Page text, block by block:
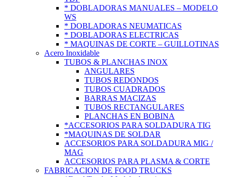
* DOBLADORAS MANUALES – MODELO
WS
* DOBLADORAS NEUMATICAS
* DOBLADORAS ELECTRICAS
* MAQUINAS DE CORTE – GUILLOTINAS
Acero Inoxidable
TUBOS & PLANCHAS INOX
ANGULARES
TUBOS REDONDOS
TUBOS CUADRADOS
BARRAS MACIZAS
TUBOS RECTANGULARES
PLANCHAS EN BOBINA
*ACCESORIOS PARA SOLDADURA TIG
*MAQUINAS DE SOLDAR
ACCESORIOS PARA SOLDADURA MIG /
MAG
ACCESORIOS PARA PLASMA & CORTE
FABRICACION DE FOOD TRUCKS